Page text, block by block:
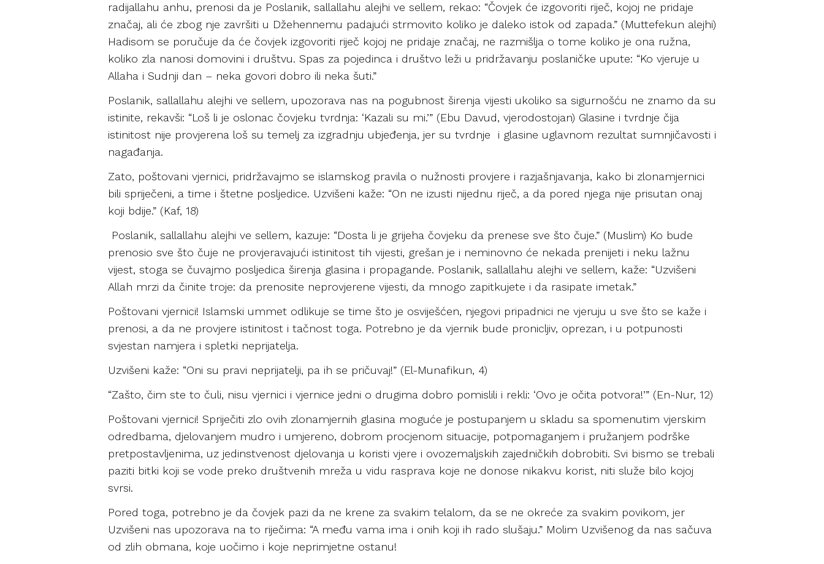
radijallahu anhu, prenosi da je Poslanik, sallallahu alejhi ve sellem, rekao: “Čovjek će izgovoriti riječ, kojoj ne pridaje
značaj, ali će zbog nje završiti u Džehennemu padajući strmovito koliko je daleko istok od zapada.” (Muttefekun alejhi)
Hadisom se poručuje da će čovjek izgovoriti riječ kojoj ne pridaje značaj, ne razmišlja o tome koliko je ona ružna,
koliko zla nanosi domovini i društvu. Spas za pojedinca i društvo leži u pridržavanju poslaničke upute: “Ko vjeruje u
Allaha i Sudnji dan – neka govori dobro ili neka šuti.”
Poslanik, sallallahu alejhi ve sellem, upozorava nas na pogubnost širenja vijesti ukoliko sa sigurnošću ne znamo da su
istinite, rekavši: “Loš li je oslonac čovjeku tvrdnja: ‘Kazali su mi.’” (Ebu Davud, vjerodostojan) Glasine i tvrdnje čija
istinitost nije provjerena loš su temelj za izgradnju ubjeđenja, jer su tvrdnje i glasine uglavnom rezultat sumnjičavosti i
nagađanja.
Zato, poštovani vjernici, pridržavajmo se islamskog pravila o nužnosti provjere i razjašnjavanja, kako bi zlonamjernici
bili spriječeni, a time i štetne posljedice. Uzvišeni kaže: “On ne izusti nijednu riječ, a da pored njega nije prisutan onaj
koji bdije.” (Kaf, 18)
Poslanik, sallallahu alejhi ve sellem, kazuje: “Dosta li je grijeha čovjeku da prenese sve što čuje.” (Muslim) Ko bude
prenosio sve što čuje ne provjeravajući istinitost tih vijesti, grešan je i neminovno će nekada prenijeti i neku lažnu
vijest, stoga se čuvajmo posljedica širenja glasina i propagande. Poslanik, sallallahu alejhi ve sellem, kaže: “Uzvišeni
Allah mrzi da činite troje: da prenosite neprovjerene vijesti, da mnogo zapitkujete i da rasipate imetak.”
Poštovani vjernici! Islamski ummet odlikuje se time što je osviješćen, njegovi pripadnici ne vjeruju u sve što se kaže i
prenosi, a da ne provjere istinitost i tačnost toga. Potrebno je da vjernik bude pronicljiv, oprezan, i u potpunosti
svjestan namjera i spletki neprijatelja.
Uzvišeni kaže: “Oni su pravi neprijatelji, pa ih se pričuvaj!” (El-Munafikun, 4)
“Zašto, čim ste to čuli, nisu vjernici i vjernice jedni o drugima dobro pomislili i rekli: ‘Ovo je očita potvora!’” (En-Nur, 12)
Poštovani vjernici! Spriječiti zlo ovih zlonamjernih glasina moguće je postupanjem u skladu sa spomenutim vjerskim
odredbama, djelovanjem mudro i umjereno, dobrom procjenom situacije, potpomaganjem i pružanjem podrške
pretpostavljenima, uz jedinstvenost djelovanja u koristi vjere i ovozemaljskih zajedničkih dobrobiti. Svi bismo se trebali
paziti bitki koji se vode preko društvenih mreža u vidu rasprava koje ne donose nikakvu korist, niti služe bilo kojoj
svrsi.
Pored toga, potrebno je da čovjek pazi da ne krene za svakim telalom, da se ne okreće za svakim povikom, jer
Uzvišeni nas upozorava na to riječima: “A među vama ima i onih koji ih rado slušaju.” Molim Uzvišenog da nas sačuva
od zlih obmana, koje uočimo i koje neprimjetne ostanu!